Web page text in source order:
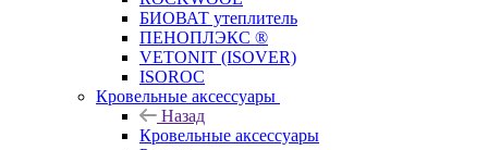
БИОВАТ утеплитель
ПЕНОПЛЭКС ®
VETONIT (ISOVER)
ISOROC
Кровельные аксессуары
Назад
Кровельные аксессуары